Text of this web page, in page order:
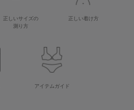
正しいサイズの
測り方
正しい着け方
アイテムガイド